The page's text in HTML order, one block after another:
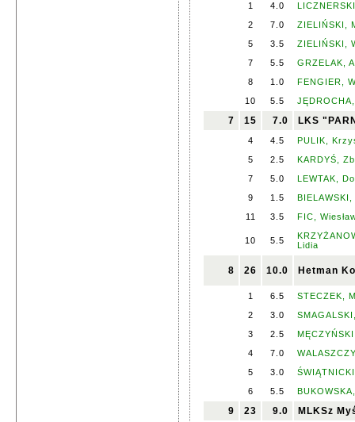
1 4.0
2
7.0
ZIELIŃSKI,
5
3.5
ZIELIŃSKI,
7
5.5
GRZELAK,
8
1.0
FENGIER,
10
5.5
7 15 7.0 LKS
4 4.5
PULIK,
5
2.5
KARDYŚ,
7
5.0
LEWTAK,
9
1.5
BIELAWSKI,
11
3.5 FIC,
10 5.5
Lidia
8 26 10.0 Hetman
1 6.5
STECZEK,
2
3.0
3
2.5
4
7.0
5
3.0
6
5.5
9 23 9.0 MLKSz